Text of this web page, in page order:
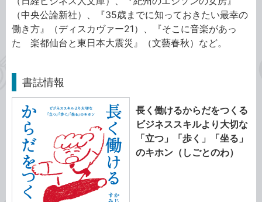
（中央公論新社）、『35歳までに知っておきたい最幸の
働き方』（ディスカヴァー21）、『そこに音楽があっ
た 楽都仙台と東日本大震災』（文藝春秋）など。
書誌情報
長く働けるからだをつくる
ビジネススキルより大切な
「立つ」「歩く」「坐る」
のキホン（しごとのわ）